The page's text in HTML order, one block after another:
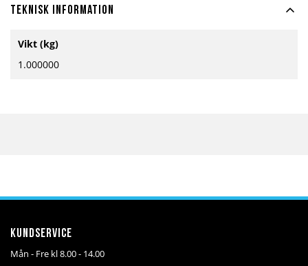
Teknisk information
information
Vikt (kg)
1.000000
Kundservice
Mån - Fre kl 8.00 - 14.00